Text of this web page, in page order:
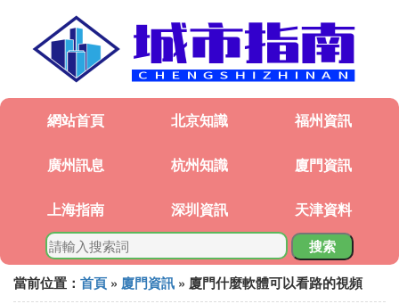
網站首頁 北京知識 福州資訊
廣州訊息 杭州知識 廈門資訊
上海指南 深圳資訊 天津資料
搜索
當前位置： 首頁 » 廈門資訊 » 廈門什麼軟體可以看路的視頻